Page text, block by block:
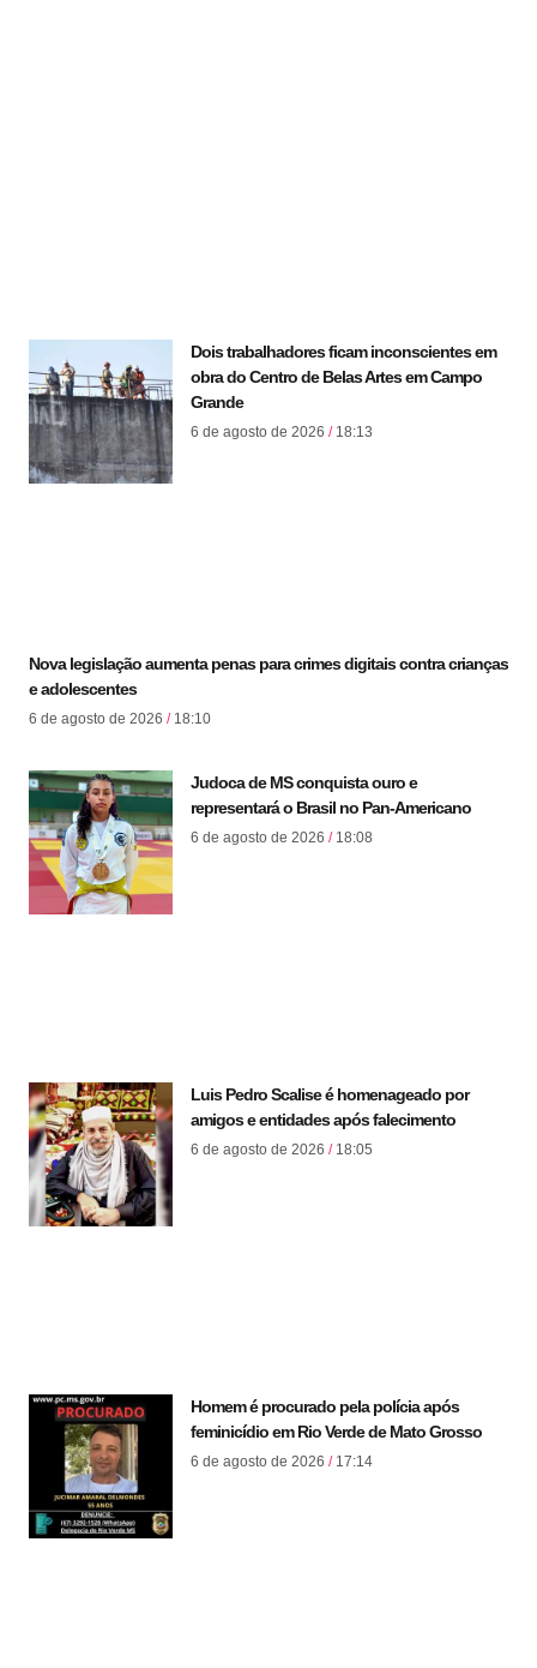
Dois trabalhadores ficam inconscientes em
obra do Centro de Belas Artes em Campo
Grande
6 de agosto de 2026 18:13
Nova legislação aumenta penas para crimes digitais contra crianças
e adolescentes
6 de agosto de 2026 18:10
Judoca de MS conquista ouro e
representará o Brasil no Pan-Americano
6 de agosto de 2026 18:08
Luis Pedro Scalise é homenageado por
amigos e entidades após falecimento
6 de agosto de 2026 18:05
Homem é procurado pela polícia após
feminicídio em Rio Verde de Mato Grosso
6 de agosto de 2026 17:14